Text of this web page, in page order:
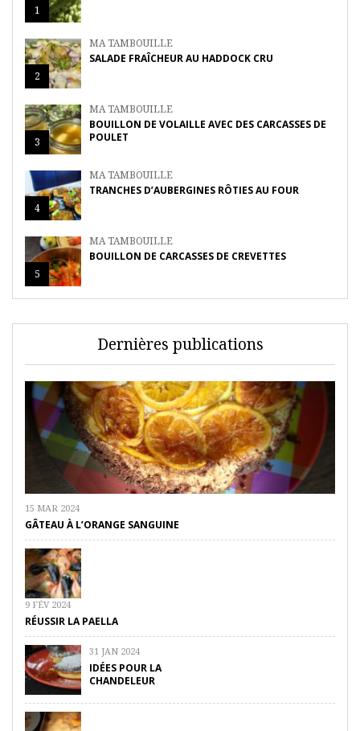
1
2
MA TAMBOUILLE
SALADE FRAÎCHEUR AU HADDOCK CRU
3
MA TAMBOUILLE
BOUILLON DE VOLAILLE AVEC DES CARCASSES DE
POULET
4
MA TAMBOUILLE
TRANCHES D’AUBERGINES RÔTIES AU FOUR
5
MA TAMBOUILLE
BOUILLON DE CARCASSES DE CREVETTES
Dernières publications
15 MAR 2024
GÂTEAU À L’ORANGE SANGUINE
9 FÉV 2024
RÉUSSIR LA PAELLA
31 JAN 2024
IDÉES POUR LA
CHANDELEUR